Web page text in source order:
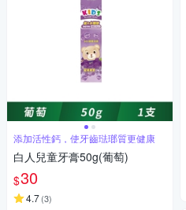
添加活性鈣，使牙齒琺瑯質更健康
白人兒童牙膏50g(葡萄)
$30
4.7(3)